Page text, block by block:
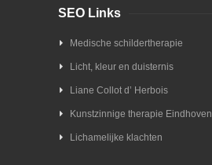
SEO Links
Medische schildertherapie
Licht, kleur en duisternis
Liane Collot d’ Herbois
Kunstzinnige therapie Eindhoven
Lichamelijke klachten